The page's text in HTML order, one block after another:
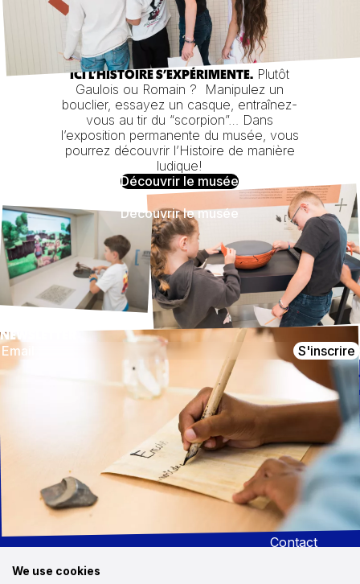
ICI L’HISTOIRE S’EXPÉRIMENTE. Plutôt
Gaulois ou Romain ? Manipulez un
bouclier, essayez un casque, entraînez-
vous au tir du “scorpion”… Dans
l’exposition permanente du musée, vous
pourrez découvrir l’Histoire de manière
ludique!
Découvrir le musée
NEWSLETTER
S'inscrire
CONTACT
1, route des Trois Ormeaux
21150 Alise-Sainte-Reine
NOUS SUIVRE
Instagram
Facebook
Youtube
Démarche
RSE
Recrutement
Marchés
publics
Contact
We use cookies